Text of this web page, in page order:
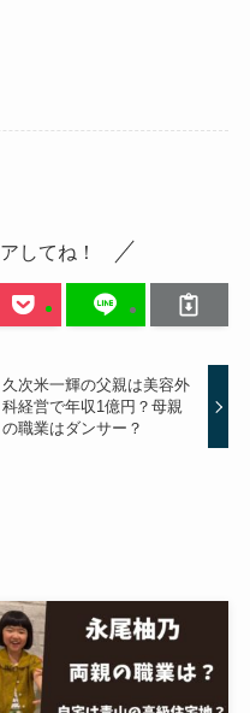
してね！
久次米一輝の父親は美容外
科経営で年収1億円？母親
の職業はダンサー？